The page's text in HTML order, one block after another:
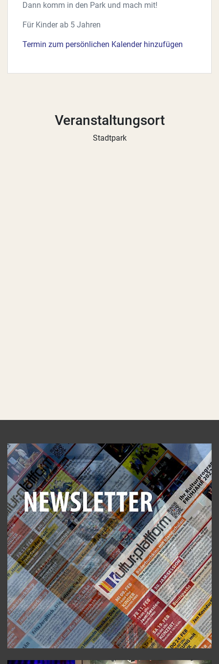
Dann komm in den Park und mach mit!
Für Kinder ab 5 Jahren
Termin zum persönlichen Kalender hinzufügen
Veranstaltungsort
Stadtpark